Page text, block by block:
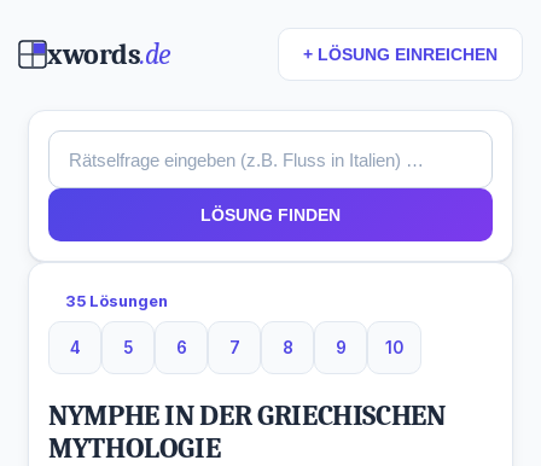
xwords.de + LÖSUNG EINREICHEN
LÖSUNG FINDEN
35 Lösungen
4
4 Buchstaben
5
5 Buchstaben
6
6 Buchstaben
7
7 Buchstaben
8
8 Buchstaben
9
9 Buchstaben
10
10 Buchstaben
NYMPHE IN DER GRIECHISCHEN
MYTHOLOGIE